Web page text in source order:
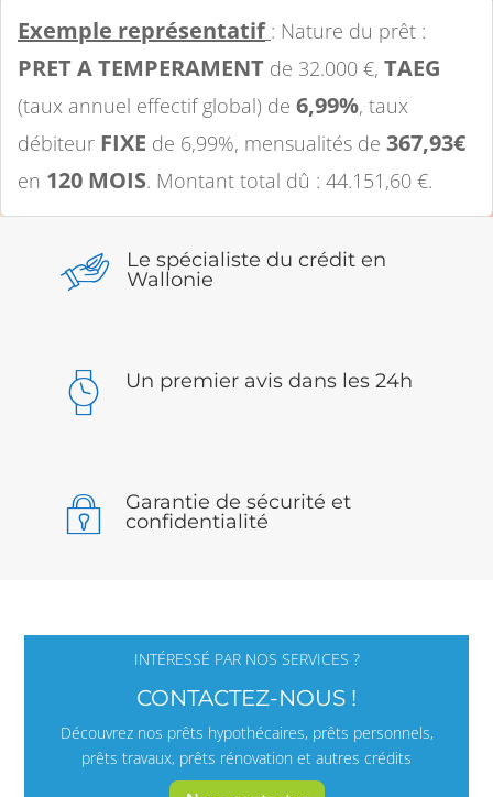
Exemple représentatif : Nature du prêt :
PRET A TEMPERAMENT de 32.000 €, TAEG
(taux annuel effectif global) de 6,99%, taux
débiteur FIXE de 6,99%, mensualités de 367,93€
en 120 MOIS. Montant total dû : 44.151,60 €.
Le spécialiste du crédit en
Wallonie
Un premier avis dans les 24h
Garantie de sécurité et
confidentialité
INTÉRESSÉ PAR NOS SERVICES ?
CONTACTEZ-NOUS !
Découvrez nos prêts hypothécaires, prêts personnels,
prêts travaux, prêts rénovation et autres crédits